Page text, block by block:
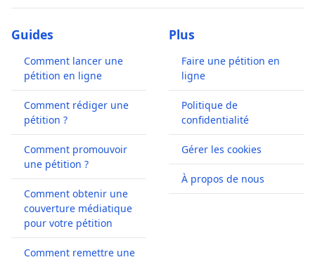
Guides
Comment lancer une
pétition en ligne
Comment rédiger une
pétition ?
Comment promouvoir
une pétition ?
Comment obtenir une
couverture médiatique
pour votre pétition
Comment remettre une
Plus
Faire une pétition en
ligne
Politique de
confidentialité
Gérer les cookies
À propos de nous